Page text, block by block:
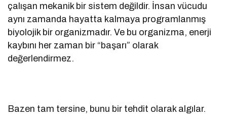
çalışan mekanik bir sistem değildir. İnsan vücudu
aynı zamanda hayatta kalmaya programlanmış
biyolojik bir organizmadır. Ve bu organizma, enerji
kaybını her zaman bir “başarı” olarak
değerlendirmez.
Bazen tam tersine, bunu bir tehdit olarak algılar.